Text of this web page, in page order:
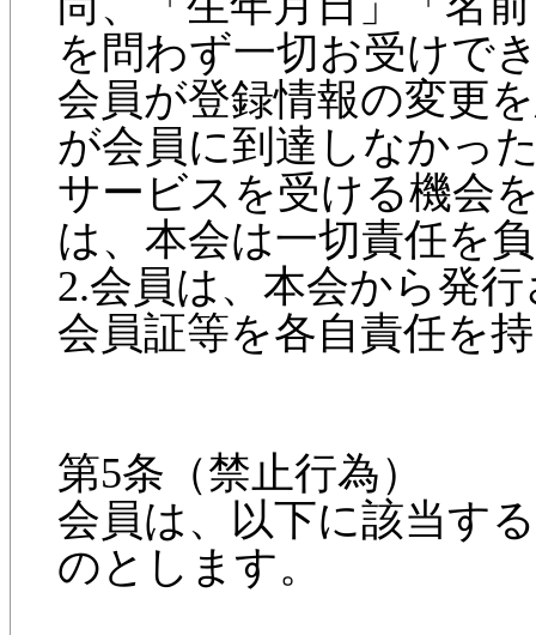
を問わず一切お受けで
会員が登録情報の変更
が会員に到達しなかっ
サービスを受ける機会
は、本会は一切責任を
2.会員は、本会から発
会員証等を各自責任を
第5条（禁止行為）
会員は、以下に該当す
のとします。